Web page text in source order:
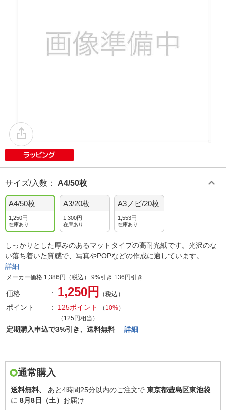
サイズ/入数 ： A4/50枚
A4/50枚
1,250円
在庫あり
A3/20枚
1,300円
在庫あり
A3ノビ/20枚
1,553円
在庫あり
しっかりとした厚みのあるマットタイプの高耐光紙です。光沢のな
い落ち着いた質感で、写真やPOPなどの作成に適しています。
詳細
メーカー価格 1,386円（税込） 9%引き 136円引き
価格 1,250円 （税込）
ポイント 125ポイント （ 10%）
（125円相当）
定期購入申込で3%引き、送料無料 詳細
通常購入
送料無料、 あと4時間25分以内のご注文で 東京都豊島区東池袋
に 8月8日（土） お届け